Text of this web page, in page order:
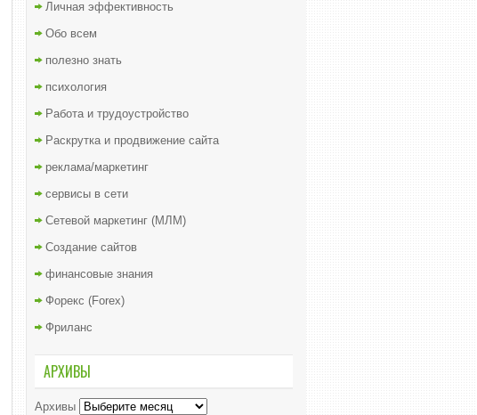
Личная эффективность
Обо всем
полезно знать
психология
Работа и трудоустройство
Раскрутка и продвижение сайта
реклама/маркетинг
сервисы в сети
Сетевой маркетинг (МЛМ)
Создание сайтов
финансовые знания
Форекс (Forex)
Фриланс
АРХИВЫ
Архивы